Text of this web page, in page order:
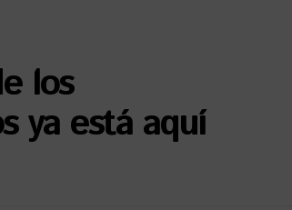
los
ya está aquí